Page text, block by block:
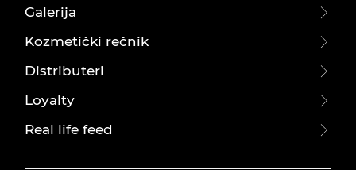
Galerija
Kozmetički rečnik
Distributeri
Loyalty
Real life feed